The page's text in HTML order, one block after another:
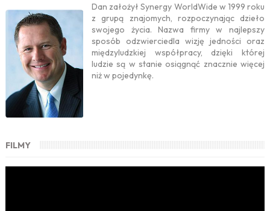
Dan założył Synergy WorldWide w 1999 roku
z grupą znajomych, rozpoczynając dzieło
swojego życia. Nazwa firmy w najlepszy
sposób odzwierciedla wizję jedności oraz
międzyludzkiej współpracy, dzięki której
ludzie są w stanie osiągnąć znacznie więcej
niż w pojedynkę.
FILMY